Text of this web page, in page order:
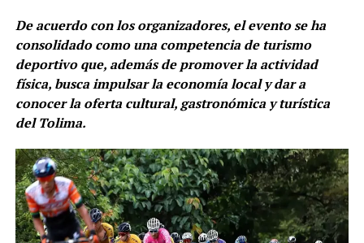
De acuerdo con los organizadores, el evento se ha
consolidado como una competencia de turismo
deportivo que, además de promover la actividad
física, busca impulsar la economía local y dar a
conocer la oferta cultural, gastronómica y turística
del Tolima.